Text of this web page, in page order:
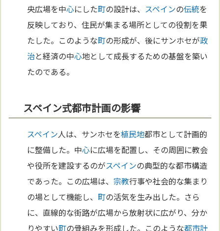
央広場を中心にした町の設計は、 スペインの伝統を
反映しており、住民が集まる場所としての役割を果
たした。このような町の形成が、後にサンホセが政
治と経済の中心地として成長するための基盤を築い
たのである。
スペイン式都市計画の影響
スペイン人は、サンホセを植民地都市として計画的
に整備した。中心に広場を配置し、その周囲に教会
や役所を建設するのがスペインの典型的な都市構造
であった。この広場は、 宗教行事や社会的な集まり
の場として機能し、 町の活気を生み出した。さら
に、直線的な街路が広場から放射状に広がり、分か
りやすい町の骨組みを形成した。このような都市計